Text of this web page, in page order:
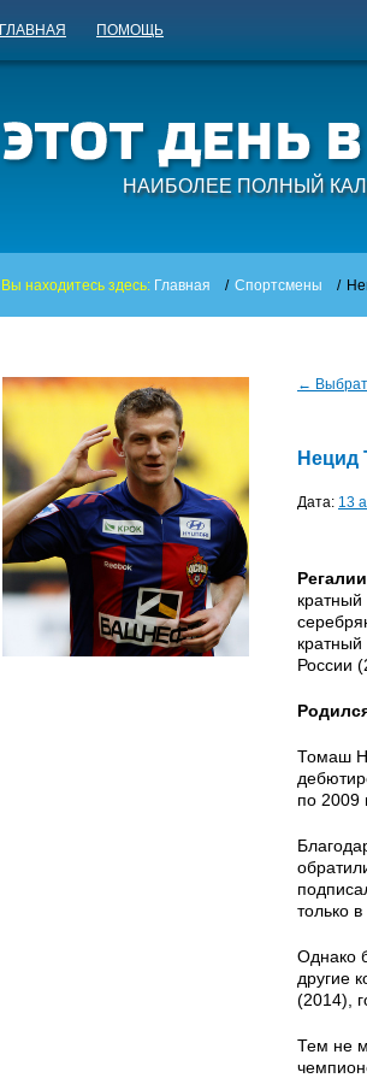
ГЛАВНАЯ ПОМОЩЬ
НАИБОЛЕЕ ПОЛНЫЙ
Вы находитесь здесь: Главная / Спортсмены /
←
Нецид
Дата: 13
России
Томаш
по 2009
только
Однако
другие
(2014),
Тем не